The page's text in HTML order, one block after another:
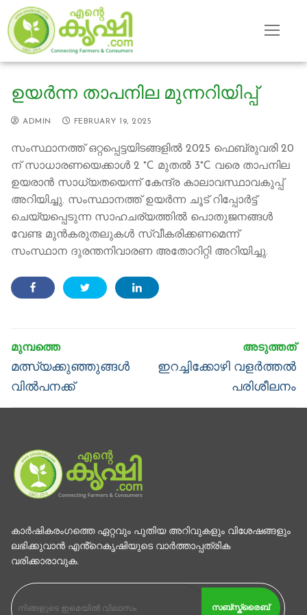
Skip
to
content
ഉയര്‍ന്ന താപനില മുന്നറിയിപ്പ്
ADMIN FEBRUARY 19, 2025
സംസ്ഥാനത്ത് ഒറ്റപ്പെട്ടയിടങ്ങളില്‍ 2025 ഫെബ്രുവരി 20
ന് സാധാരണയെക്കാള്‍ 2 °C മുതല്‍ 3°C വരെ താപനില
ഉയരാന്‍ സാധ്യതയെന്ന് കേന്ദ്ര കാലാവസ്ഥാവകുപ്പ്
അറിയിച്ചു. സംസ്ഥാനത്ത് ഉയര്‍ന്ന ചൂട് റിപ്പോര്‍ട്ട്
ചെയ്യപ്പെടുന്ന സാഹചര്യത്തില്‍ പൊതുജനങ്ങള്‍
വേണ്ട മുന്‍കരുതലുകള്‍ സ്വീകരിക്കണമെന്ന്
സംസ്ഥാന ദുരന്തനിവാരണ അതോറിറ്റി അറിയിച്ചു.
navigation
Previous
post:
മത്സ്യക്കുഞ്ഞുങ്ങള്‍
വില്‍പനക്ക്
Next
ഇറച്ചിക്കോഴി വളർത്തൽ
പരിശീലനം
കാര്‍ഷികരംഗത്തെ ഏറ്റവും പുതിയ അറിവുകളും വിശേഷങ്ങളും
ലഭിക്കുവാന്‍ എൻ്റെകൃഷിയുടെ വാര്‍ത്താപ്പത്രിക
വരിക്കാരാവുക.
സബ്സ്ക്രൈബ്